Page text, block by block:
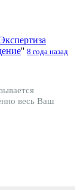
'' 8 года назад
весь Ваш